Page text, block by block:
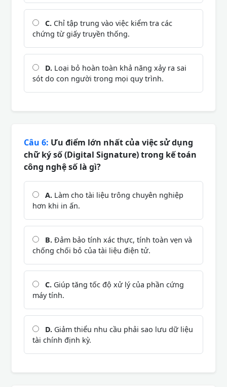
C. Chỉ tập trung vào việc kiểm tra các
chứng từ giấy truyền thống.
D. Loại bỏ hoàn toàn khả năng xảy ra sai
sót do con người trong mọi quy trình.
Câu 6: Ưu điểm lớn nhất của việc sử dụng
chữ ký số (Digital Signature) trong kế toán
công nghệ số là gì?
A. Làm cho tài liệu trông chuyên nghiệp
hơn khi in ấn.
B. Đảm bảo tính xác thực, tính toàn vẹn và
chống chối bỏ của tài liệu điện tử.
C. Giúp tăng tốc độ xử lý của phần cứng
máy tính.
D. Giảm thiểu nhu cầu phải sao lưu dữ liệu
tài chính định kỳ.